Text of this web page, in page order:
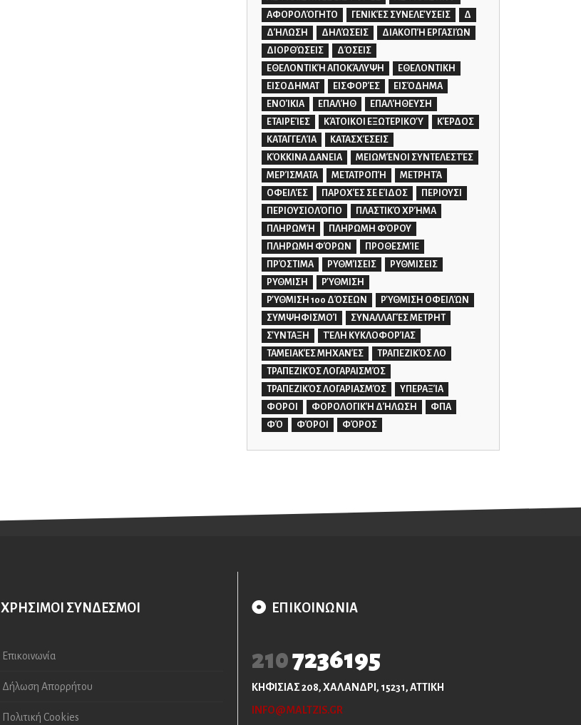
ΑΦΟΡΟΛΌΓΗΤΟ
ΓΕΝΙΚΈΣ ΣΥΝΕΛΕΎΣΕΙΣ
Δ
ΔΉΛΩΣΗ
ΔΗΛΏΣΕΙΣ
ΔΙΑΚΟΠΉ ΕΡΓΑΣΙΏΝ
ΔΙΟΡΘΏΣΕΙΣ
ΔΌΣΕΙΣ
ΕΘΕΛΟΝΤΙΚΉ ΑΠΟΚΆΛΥΨΗ
ΕΘΕΛΟΝΤΙΚΗ
ΕΙΣΟΔΗΜΑΤ
ΕΙΣΦΟΡΈΣ
ΕΙΣΌΔΗΜΑ
ΕΝΟΊΚΙΑ
ΕΠΑΛΉΘ
ΕΠΑΛΉΘΕΥΣΗ
ΕΤΑΙΡΕΊΕΣ
ΚΆΤΟΙΚΟΙ ΕΞΩΤΕΡΙΚΟΎ
ΚΈΡΔΟΣ
ΚΑΤΑΓΓΕΛΊΑ
ΚΑΤΑΣΧΈΣΕΙΣ
ΚΌΚΚΙΝΑ ΔΑΝΕΙΑ
ΜΕΙΩΜΈΝΟΙ ΣΥΝΤΕΛΕΣΤΈΣ
ΜΕΡΊΣΜΑΤΑ
ΜΕΤΑΤΡΟΠΉ
ΜΕΤΡΗΤΆ
ΟΦΕΙΛΈΣ
ΠΑΡΟΧΈΣ ΣΕ ΕΊΔΟΣ
ΠΕΡΙΟΥΣΙ
ΠΕΡΙΟΥΣΙΟΛΌΓΙΟ
ΠΛΑΣΤΙΚΌ ΧΡΉΜΑ
ΠΛΗΡΩΜΉ
ΠΛΗΡΩΜΗ ΦΌΡΟΥ
ΠΛΗΡΩΜΗ ΦΌΡΩΝ
ΠΡΟΘΕΣΜΊΕ
ΠΡΌΣΤΙΜΑ
ΡΥΘΜΊΣΕΙΣ
ΡΥΘΜΙΣΕΙΣ
ΡΥΘΜΙΣΗ
ΡΎΘΜΙΣΗ
ΡΎΘΜΙΣΗ 100 ΔΌΣΕΩΝ
ΡΎΘΜΙΣΗ ΟΦΕΙΛΏΝ
ΣΥΜΨΗΦΙΣΜΟΊ
ΣΥΝΑΛΛΑΓΈΣ ΜΕΤΡΗΤ
ΣΎΝΤΑΞΗ
ΤΈΛΗ ΚΥΚΛΟΦΟΡΊΑΣ
ΤΑΜΕΙΑΚΈΣ ΜΗΧΑΝΈΣ
ΤΡΑΠΕΖΙΚΌΣ ΛΟ
ΤΡΑΠΕΖΙΚΌΣ ΛΟΓΑΡΑΙΣΜΌΣ
ΤΡΑΠΕΖΙΚΌΣ ΛΟΓΑΡΙΑΣΜΌΣ
ΥΠΕΡΑΞΊΑ
ΦΟΡΟΙ
ΦΟΡΟΛΟΓΙΚΉ ΔΉΛΩΣΗ
ΦΠΑ
ΦΌ
ΦΌΡΟΙ ΦΌΡΟΣ
ΧΡΗΣΙΜΟΙ ΣΥΝΔΕΣΜΟΙ
Επικοινωνία
Δήλωση Απορρήτου
Πολιτική Cookies
ΕΠΙΚΟΙΝΩΝΙΑ
2107236195
ΚΗΦΙΣΙΑΣ 208, ΧΑΛΑΝΔΡΙ, 15231, ΑΤΤΙΚΗ
INFO@MALTZIS.GR